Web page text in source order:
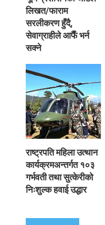
लिखत/फाराम
सरलीकरण हुँदै,
सेवाग्राहीले आफैँ भर्न
सक्ने
राष्ट्रपति महिला उत्थान
कार्यक्रमअन्तर्गत १०३
गर्भवती तथा सुत्केरीको
निःशुल्क हवाई उद्धार